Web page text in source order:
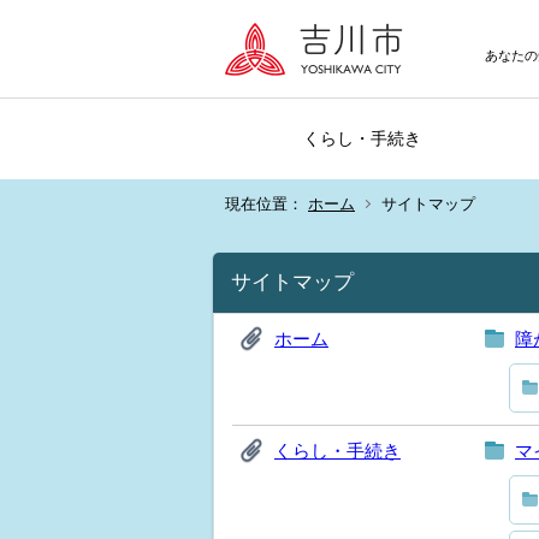
あなた
くらし・手続き
現在位置： ホーム サイトマップ
サイトマップ
ホーム 障
くらし・手続き マ